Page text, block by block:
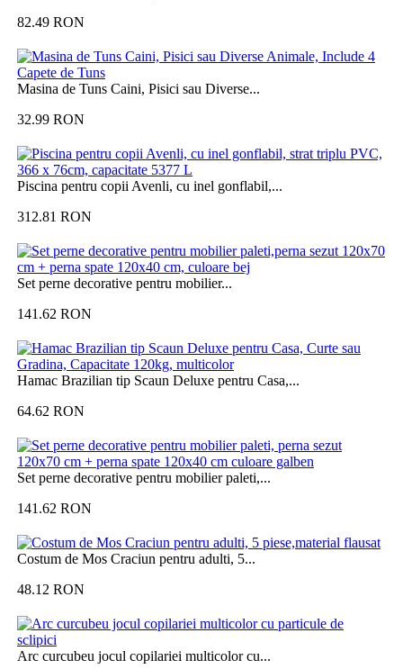
82.49 RON
Masina de Tuns Caini, Pisici sau Diverse...
32.99 RON
Piscina pentru copii Avenli, cu inel gonflabil,...
312.81 RON
Set perne decorative pentru mobilier...
141.62 RON
Hamac Brazilian tip Scaun Deluxe pentru Casa,...
64.62 RON
Set perne decorative pentru mobilier paleti,...
141.62 RON
Costum de Mos Craciun pentru adulti, 5...
48.12 RON
Arc curcubeu jocul copilariei multicolor cu...